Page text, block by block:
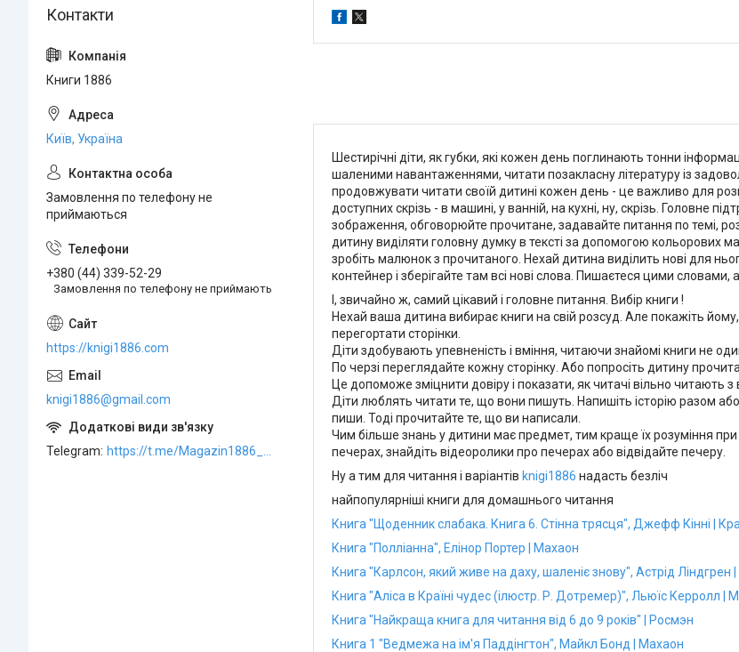
Шестирічні діти, як губки, які кожен день поглинають тонни
шаленими навантаженнями, читати позакласну літературу із
продовжувати читати своїй дитині кожен день - це важливо для
доступних скрізь - в машині, у ванній, на кухні, ну, скрізь. Головне
зображення, обговорюйте прочитане, задавайте питання по темі,
дитину виділяти головну думку в тексті за допомогою кольорових
зробіть малюнок з прочитаного. Нехай дитина виділить нові для
контейнер і зберігайте там всі нові слова. Пишаєтеся цими
І, звичайно ж, самий цікавий і головне питання. Вибір книги !
Нехай ваша дитина вибирає книги на свій розсуд. Але покажіть
перегортати сторінки.
Діти здобувають упевненість і вміння, читаючи знайомі книги не
По черзі переглядайте кожну сторінку. Або попросіть дитину
Це допоможе зміцнити довіру і показати, як читачі вільно читають з
Діти люблять читати те, що вони пишуть. Напишіть історію разом
пиши. Тоді прочитайте те, що ви написали.
Чим більше знань у дитини має предмет, тим краще їх розуміння
печерах, знайдіть відеоролики про печерах або відвідайте печеру.
Ну а тим для читання і варіантів knigi1886 надасть безліч
найпопулярніші книги для домашнього читання
Книга "Щоденник слабака. Книга 6. Стінна трясця", Джефф Кінні |
Книга "Полліанна", Елінор Портер | Махаон
Книга "Карлсон, який живе на даху, шаленіє знову", Астрід Ліндгрен
Книга "Аліса в Країні чудес (ілюстр. Р. Дотремер)", Льюїс Керролл |
Книга "Найкраща книга для читання від 6 до 9 років" | Росмэн
Книга 1 "Ведмежа на ім'я Паддінгтон", Майкл Бонд | Махаон
Книги 1886
Київ, Україна
Замовлення по телефону не
приймаються
+380 (44) 339-52-29
Замовлення по телефону не приймають
https://knigi1886.com
knigi1886@gmail.com
Telegram